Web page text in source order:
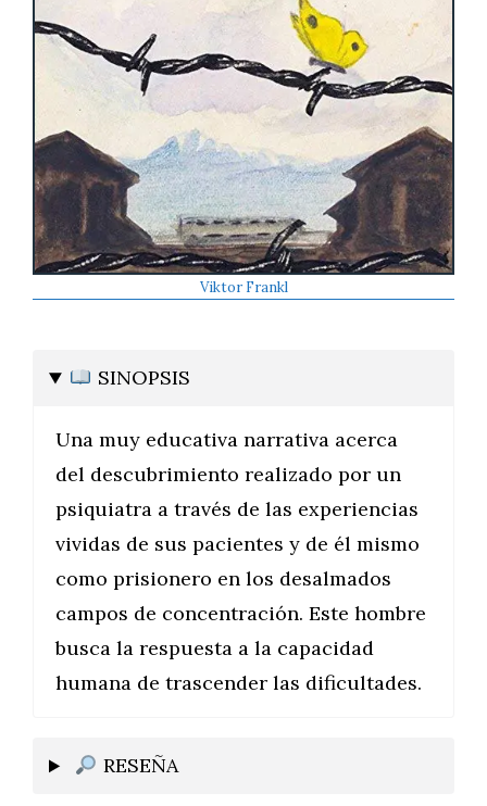
Viktor Frankl
SINOPSIS
Una muy educativa narrativa acerca
del descubrimiento realizado por un
psiquiatra a través de las experiencias
vividas de sus pacientes y de él mismo
como prisionero en los desalmados
campos de concentración. Este hombre
busca la respuesta a la capacidad
humana de trascender las dificultades.
RESEÑA